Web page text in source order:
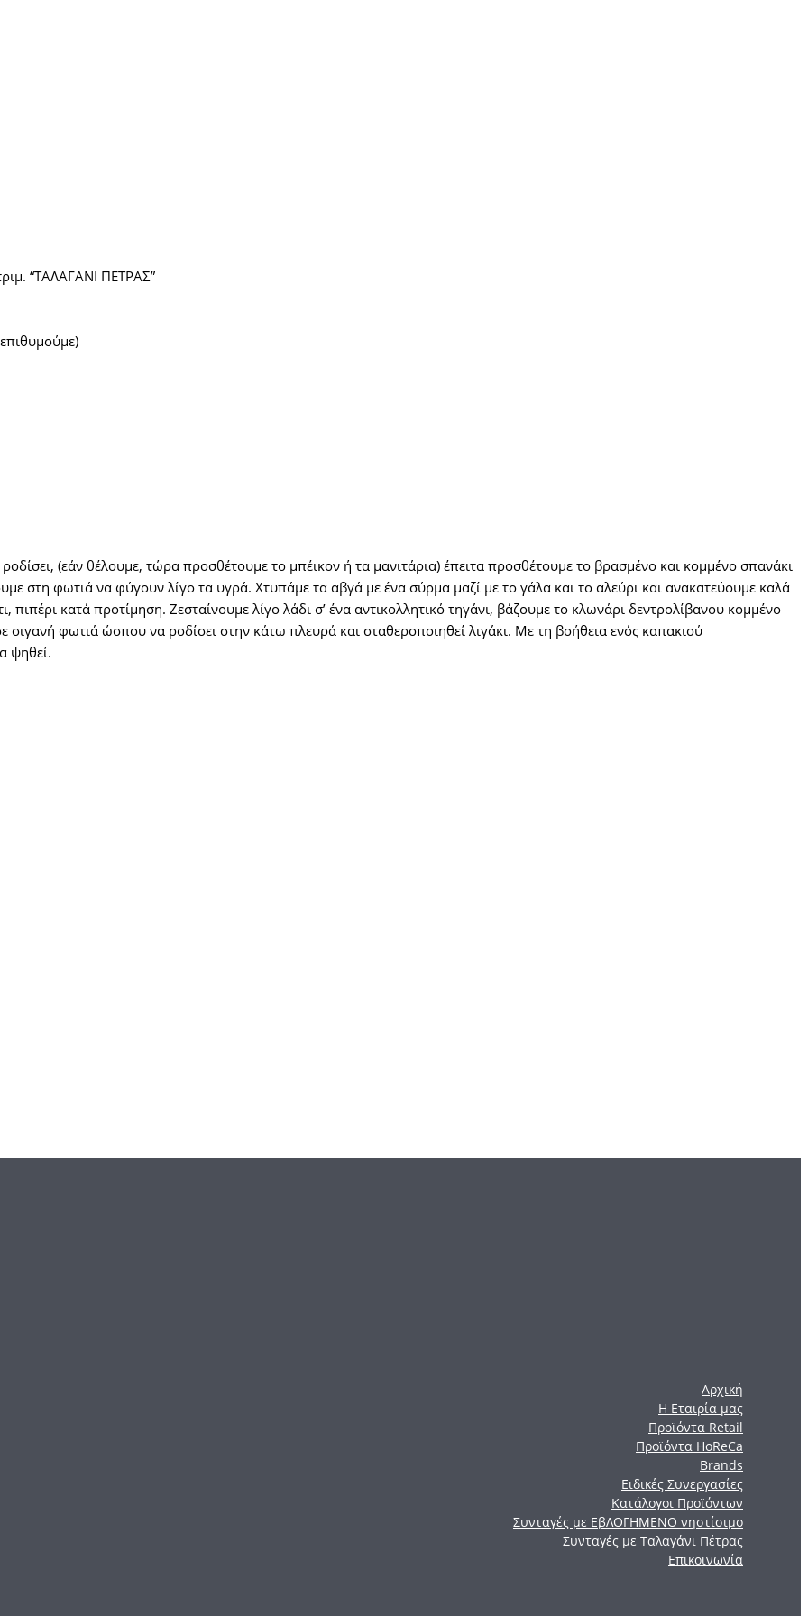
“ΤΑΛΑΓΑΝΙ ΠΕΤΡΑΣ”
(εάν θέλουμε, τώρα προσθέτουμε το μπέικον ή τα μανιτάρια) έπειτα προσθέτουμε το βρασμένο και κομμένο σπανάκι
στη φωτιά να φύγουν λίγο τα υγρά. Χτυπάμε τα αβγά με ένα σύρμα μαζί με το γάλα και το αλεύρι και ανακατεύουμε καλά
κατά προτίμηση. Ζεσταίνουμε λίγο λάδι σ’ ένα αντικολλητικό τηγάνι, βάζουμε το κλωνάρι δεντρολίβανου κομμένο
φωτιά ώσπου να ροδίσει στην κάτω πλευρά και σταθεροποιηθεί λιγάκι. Με τη βοήθεια ενός καπακιού
ψηθεί.
Αρχική
Η Εταιρία μας
Προϊόντα Retail
Προϊόντα HoReCa
Brands
Ειδικές Συνεργασίες
Κατάλογοι Προϊόντων
Συνταγές με ΕβΛΟΓΗΜΕΝΟ νηστίσιμο
Συνταγές με Ταλαγάνι Πέτρας
Επικοινωνία